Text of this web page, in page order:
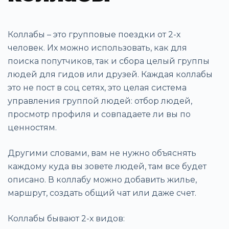
Коллабы – это групповые поездки от 2-х
человек. Их можно использовать, как для
поиска попутчиков, так и сбора целый группы
людей для гидов или друзей. Каждая коллабы
это не пост в соц сетях, это целая система
управления группой людей: отбор людей,
просмотр профиля и совпадаете ли вы по
ценностям.
Другими словами, вам не нужно объяснять
каждому куда вы зовете людей, там все будет
описано. В коллабу можно добавить жилье,
маршрут, создать общий чат или даже счет.
Коллабы бывают 2-х видов: